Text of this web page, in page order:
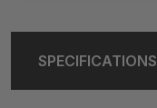
SPECIFICATIONS